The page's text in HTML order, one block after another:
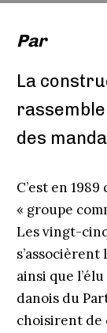
Par
La
des
C’est en
« groupe
Les vingt-
ainsi que
danois du
choisirent de